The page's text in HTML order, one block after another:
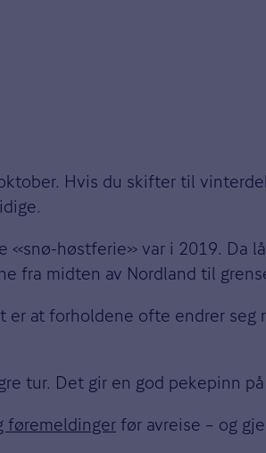
Hvis du skifter til
«snø-høstferie» var i 2019. Da
fra midten av Nordland til
at forholdene ofte endrer
tur. Det gir en god pekepinn
føremeldinger før avreise – og